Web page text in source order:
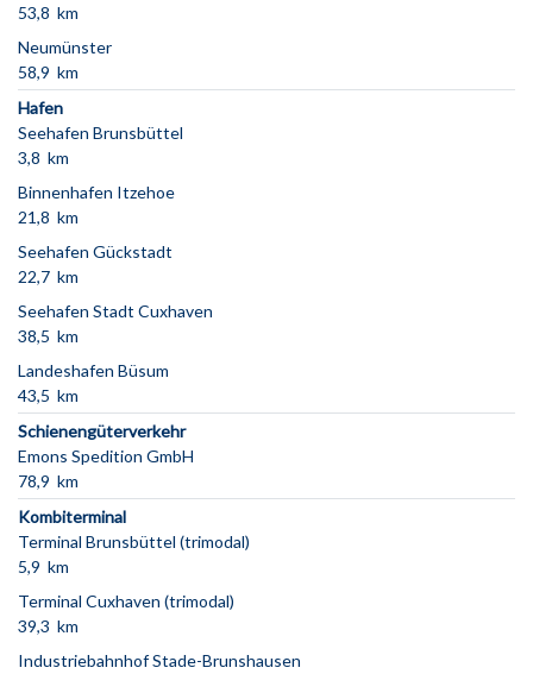
53,8 km
Neumünster
58,9 km
Hafen
Seehafen Brunsbüttel
3,8 km
Binnenhafen Itzehoe
21,8 km
Seehafen Gückstadt
22,7 km
Seehafen Stadt Cuxhaven
38,5 km
Landeshafen Büsum
43,5 km
Schienengüterverkehr
Emons Spedition GmbH
78,9 km
Kombiterminal
Terminal Brunsbüttel (trimodal)
5,9 km
Terminal Cuxhaven (trimodal)
39,3 km
Industriebahnhof Stade-Brunshausen